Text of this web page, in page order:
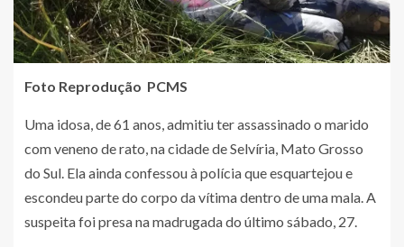
Foto Reprodução PCMS
Uma idosa, de 61 anos, admitiu ter assassinado o marido
com veneno de rato, na cidade de Selvíria, Mato Grosso
do Sul. Ela ainda confessou à polícia que esquartejou e
escondeu parte do corpo da vítima dentro de uma mala. A
suspeita foi presa na madrugada do último sábado, 27.